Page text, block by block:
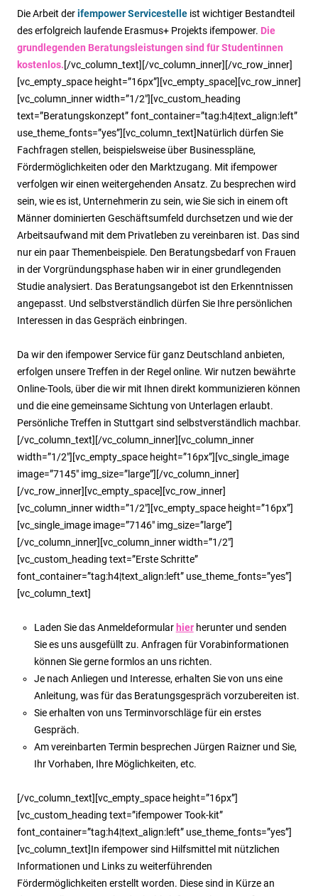
Die Arbeit derifempower Servicestelleist wichtiger Bestandteil
des erfolgreich laufende Erasmus+ Projekts ifempower. Die
grundlegenden Beratungsleistungen sind für Studentinnen
kostenlos.[/vc_column_text][/vc_column_inner][/vc_row_inner]
[vc_empty_space height=”16px”][vc_empty_space][vc_row_inner]
[vc_column_inner width=”1/2″][vc_custom_heading
text=”Beratungskonzept” font_container=”tag:h4|text_align:left”
use_theme_fonts=”yes”][vc_column_text]Natürlich dürfen Sie
Fachfragen stellen, beispielsweise über Businesspläne,
Fördermöglichkeiten oder den Marktzugang. Mit ifempower
verfolgen wir einen weitergehenden Ansatz. Zu besprechen wird
sein, wie es ist, Unternehmerin zu sein, wie Sie sich in einem oft
Männer dominierten Geschäftsumfeld durchsetzen und wie der
Arbeitsaufwand mit dem Privatleben zu vereinbaren ist. Das sind
nur ein paar Themenbeispiele. Den Beratungsbedarf von Frauen
in der Vorgründungsphase haben wir in einer grundlegenden
Studie analysiert. Das Beratungsangebot ist den Erkenntnissen
angepasst. Und selbstverständlich dürfen Sie Ihre persönlichen
Interessen in das Gespräch einbringen.
Da wir den ifempower Service für ganz Deutschland anbieten,
erfolgen unsere Treffen in der Regel online. Wir nutzen bewährte
Online-Tools, über die wir mit Ihnen direkt kommunizieren können
und die eine gemeinsame Sichtung von Unterlagen erlaubt.
Persönliche Treffen in Stuttgart sind selbstverständlich machbar.
[/vc_column_text][/vc_column_inner][vc_column_inner
width=”1/2″][vc_empty_space height=”16px”][vc_single_image
image=”7145″ img_size=”large”][/vc_column_inner]
[/vc_row_inner][vc_empty_space][vc_row_inner]
[vc_column_inner width=”1/2″][vc_empty_space height=”16px”]
[vc_single_image image=”7146″ img_size=”large”]
[/vc_column_inner][vc_column_inner width=”1/2″]
[vc_custom_heading text=”Erste Schritte”
font_container=”tag:h4|text_align:left” use_theme_fonts=”yes”]
[vc_column_text]
Laden Sie das Anmeldeformular hierherunter und senden
Sie es uns ausgefüllt zu. Anfragen für Vorabinformationen
können Sie gerne formlos an uns richten.
Je nach Anliegen und Interesse, erhalten Sie von uns eine
Anleitung, was für das Beratungsgespräch vorzubereiten ist.
Sie erhalten von uns Terminvorschläge für ein erstes
Gespräch.
Am vereinbarten Termin besprechen Jürgen Raizner und Sie,
Ihr Vorhaben, Ihre Möglichkeiten, etc.
[/vc_column_text][vc_empty_space height=”16px”]
[vc_custom_heading text=”ifempower Took-kit”
font_container=”tag:h4|text_align:left” use_theme_fonts=”yes”]
[vc_column_text]In ifempower sind Hilfsmittel mit nützlichen
Informationen und Links zu weiterführenden
Fördermöglichkeiten erstellt worden. Diese sind in Kürze an